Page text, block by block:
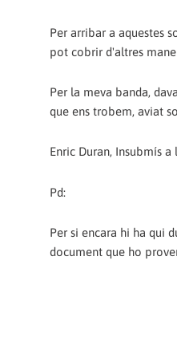
Per arribar a aquestes
pot cobrir d'altres
Per la meva banda,
que ens trobem, aviat
Enric Duran, Insubmís
Pd:
Per si encara hi ha qui
document que ho